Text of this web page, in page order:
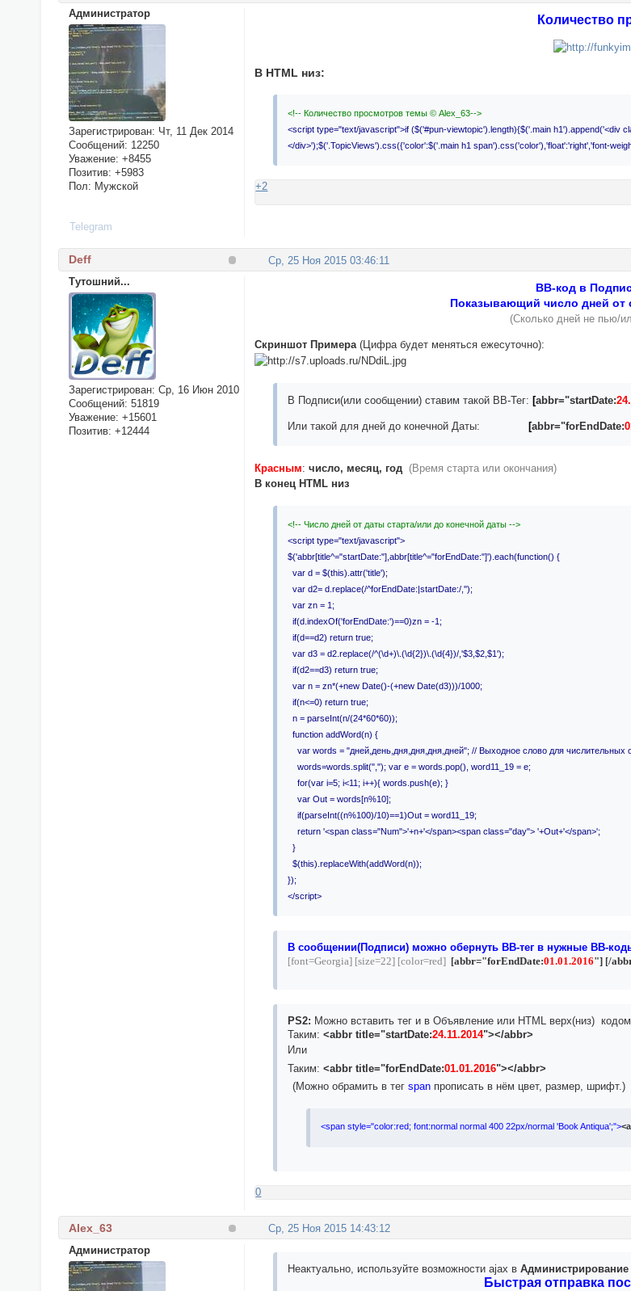
Администратор
Зарегистрирован: Чт, 11 Дек 2014
Сообщений: 12250
Уважение: +8455
Позитив: +5983
Пол: Мужской
Количество
В HTML низ:
<!-- Количество просмотров темы © Alex_63-->
<script type="text/javascript">if ($('#pun-viewtopic').length){$('.main h1').append('<div
</div>');$('.TopicViews').css({'color':$('.main h1 span').css('color'),'float':'right','font-
+2
Telegram
Ср, 25 Ноя 2015 03:46:11
Deff
Тутошний...
Зарегистрирован: Ср, 16 Июн 2010
Сообщений: 51819
Уважение: +15601
Позитив: +12444
BB-код в
Показывающий число дней от
(Сколько дней не пью/
Cкриншот Примера (Цифра будет меняться ежесуточно):
В Подписи(или сообщении) ставим такой BB-Тег: [abbr="startDate:
Или такой для дней до конечной Даты: [abbr="forEndDate:
Красным:число, месяц, год (Время старта или окончания)
В конец HTML низ
<!-- Число дней от даты старта/или до конечной даты -->
<script type="text/javascript">
$('abbr[title^="startDate:"],abbr[title^="forEndDate:"]').each(function() {
var d = $(this).attr('title');
var d2= d.replace(/^forEndDate:|startDate:/,'');
var zn = 1;
if(d.indexOf('forEndDate:')==0)zn = -1;
if(d==d2) return true;
var d3 = d2.replace(/^(\d+)\.(\d{2})\.(\d{4})/,'$3,$2,$1');
if(d2==d3) return true;
var n = zn*(+new Date()-(+new Date(d3)))/1000;
if(n<=0) return true;
n = parseInt(n/(24*60*60));
function addWord(n) {
var words = "дней,день,дня,дня,дня,дней"; // Выходное слово для числительных
words=words.split(","); var e = words.pop(), word11_19 = e;
for(var i=5; i<11; i++){ words.push(e); }
var Out = words[n%10];
if(parseInt((n%100)/10)==1)Out = word11_19;
return '<span class="Num">'+n+'</span><span class="day"> '+Out+'</span>';
}
$(this).replaceWith(addWord(n));
});
</script>
В сообщении(Подписи) можно обернуть ВВ-тег в нужные BB-
[font=Georgia] [size=22] [color=red] [abbr="forEndDate:01.01.2016"] [/
PS2: Можно вставить тег и в Объявление или HTML верх(низ)
Таким:<abbr title="startDate:24.11.2014"></abbr>
Или
Таким:<abbr title="forEndDate:01.01.2016"></abbr>
.(Можно обрамить в тегspan прописать в нём цвет, размер, шрифт.)
<span style="color:red; font:normal normal 400 22px/normal 'Book Antiqua';">
0
Ср, 25 Ноя 2015 14:43:12
Alex_63
Администратор
Неактуально, используйте возможности ajax вАдминистрирование
Быстрая отправка